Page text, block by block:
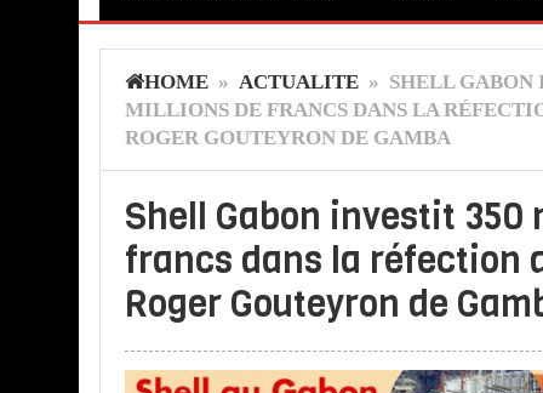
HOME » ACTUALITE » SHELL GABON
MILLIONS DE FRANCS DANS LA
ROGER GOUTEYRON DE GAMBA
Shell Gabon investit 350
francs dans la réfection
Roger Gouteyron de